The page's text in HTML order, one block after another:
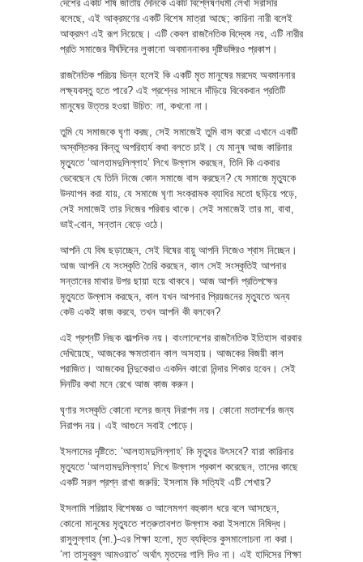
দেশের একটি শীর্ষ জাতীয় দৈনিকে একটি বিশ্লেষণধর্মী লেখা সরাসরি
বলেছে, এই আক্রমণের একটি বিশেষ মাত্রা আছে; কারিনা নারী বলেই
আক্রমণ এই রূপ নিয়েছে। এটি কেবল রাজনৈতিক বিদ্বেষ নয়, এটি নারীর
প্রতি সমাজের দীর্ঘদিনের লুকানো অবমাননাকর দৃষ্টিভঙ্গিরও প্রকাশ।
রাজনৈতিক পরিচয় ভিন্ন হলেই কি একটি মৃত মানুষের মরদেহ অবমাননার
লক্ষ্যবস্তু হতে পারে? এই প্রশ্নের সামনে দাঁড়িয়ে বিবেকবান প্রতিটি
মানুষের উত্তর হওয়া উচিত: না, কখনো না।
তুমি যে সমাজকে ঘৃণা করছ, সেই সমাজেই তুমি বাস করো এখানে একটি
অস্বস্তিকর কিন্তু অপরিহার্য কথা বলতে চাই। যে মানুষ আজ কারিনার
মৃত্যুতে ‘আলহামদুলিল্লাহ’ লিখে উল্লাস করছেন, তিনি কি একবার
ভেবেছেন যে তিনি নিজে কোন সমাজে বাস করছেন? যে সমাজে মৃত্যুকে
উদযাপন করা যায়, যে সমাজে ঘৃণা সংক্রামক ব্যাধির মতো ছড়িয়ে পড়ে,
সেই সমাজেই তার নিজের পরিবার থাকে। সেই সমাজেই তার মা, বাবা,
ভাই-বোন, সন্তান বেড়ে ওঠে।
আপনি যে বিষ ছড়াচ্ছেন, সেই বিষের বায়ু আপনি নিজেও শ্বাস নিচ্ছেন।
আজ আপনি যে সংস্কৃতি তৈরি করছেন, কাল সেই সংস্কৃতিই আপনার
সন্তানের মাথার উপর ছায়া হয়ে থাকবে। আজ আপনি প্রতিপক্ষের
মৃত্যুতে উল্লাস করছেন, কাল যখন আপনার প্রিয়জনের মৃত্যুতে অন্য
কেউ একই কাজ করবে, তখন আপনি কী বলবেন?
এই প্রশ্নটি নিছক কাল্পনিক নয়। বাংলাদেশের রাজনৈতিক ইতিহাস বারবার
দেখিয়েছে, আজকের ক্ষমতাবান কাল অসহায়। আজকের বিজয়ী কাল
পরাজিত। আজকের নিন্দুকেরাও একদিন কারো নিন্দার শিকার হবেন। সেই
দিনটির কথা মনে রেখে আজ কাজ করুন।
ঘৃণার সংস্কৃতি কোনো দলের জন্য নিরাপদ নয়। কোনো মতাদর্শের জন্য
নিরাপদ নয়। এই আগুনে সবাই পোড়ে।
ইসলামের দৃষ্টিতে: ‘আলহামদুলিল্লাহ’ কি মৃত্যুর উৎসবে? যারা কারিনার
মৃত্যুতে ‘আলহামদুলিল্লাহ’ লিখে উল্লাস প্রকাশ করেছেন, তাদের কাছে
একটি সরল প্রশ্ন রাখা জরুরি: ইসলাম কি সত্যিই এটি শেখায়?
ইসলামি শরিয়াহ বিশেষজ্ঞ ও আলেমগণ বহুকাল ধরে বলে আসছেন,
কোনো মানুষের মৃত্যুতে শত্রুতাবশত উল্লাস করা ইসলামে নিষিদ্ধ।
রাসুলুল্লাহ (সা.)-এর শিক্ষা হলো, মৃত ব্যক্তির কুসমালোচনা না করা।
‘লা তাসুব্বুল আমওয়াত’ অর্থাৎ মৃতদের গালি দিও না। এই হাদিসের শিক্ষা